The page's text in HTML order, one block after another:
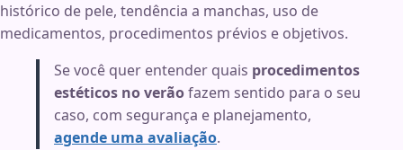
histórico de pele, tendência a manchas, uso de
medicamentos, procedimentos prévios e objetivos.
Se você quer entender quais procedimentos
estéticos no verãofazem sentido para o seu
caso, com segurança e planejamento,
agende uma avaliação.